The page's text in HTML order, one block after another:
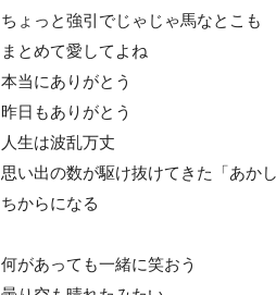
ちょっと強引でじゃじゃ馬なとこも
まとめて愛してよね
本当にありがとう
昨日もありがとう
人生は波乱万丈
思い出の数が駆け抜けてきた「あか
ちからになる
何があっても一緒に笑おう